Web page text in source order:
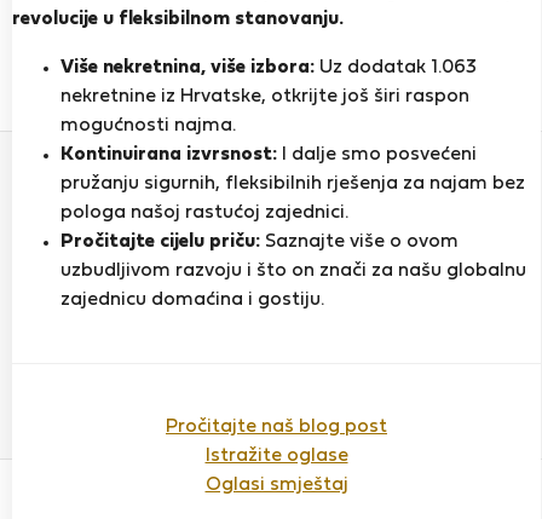
revolucije u fleksibilnom stanovanju.
Više nekretnina, više izbora: Uz dodatak 1.063
nekretnine iz Hrvatske, otkrijte još širi raspon
mogućnosti najma.
Kontinuirana izvrsnost: I dalje smo posvećeni
pružanju sigurnih, fleksibilnih rješenja za najam bez
pologa našoj rastućoj zajednici.
Pročitajte cijelu priču: Saznajte više o ovom
uzbudljivom razvoju i što on znači za našu globalnu
zajednicu domaćina i gostiju.
Pročitajte naš blog post
Istražite oglase
Oglasi smještaj
PRIKAŽI ŽIVOTOPIS
Ocjena i reference
0
Ponude
1
Ocjena
Povjerenje & Sigurnost